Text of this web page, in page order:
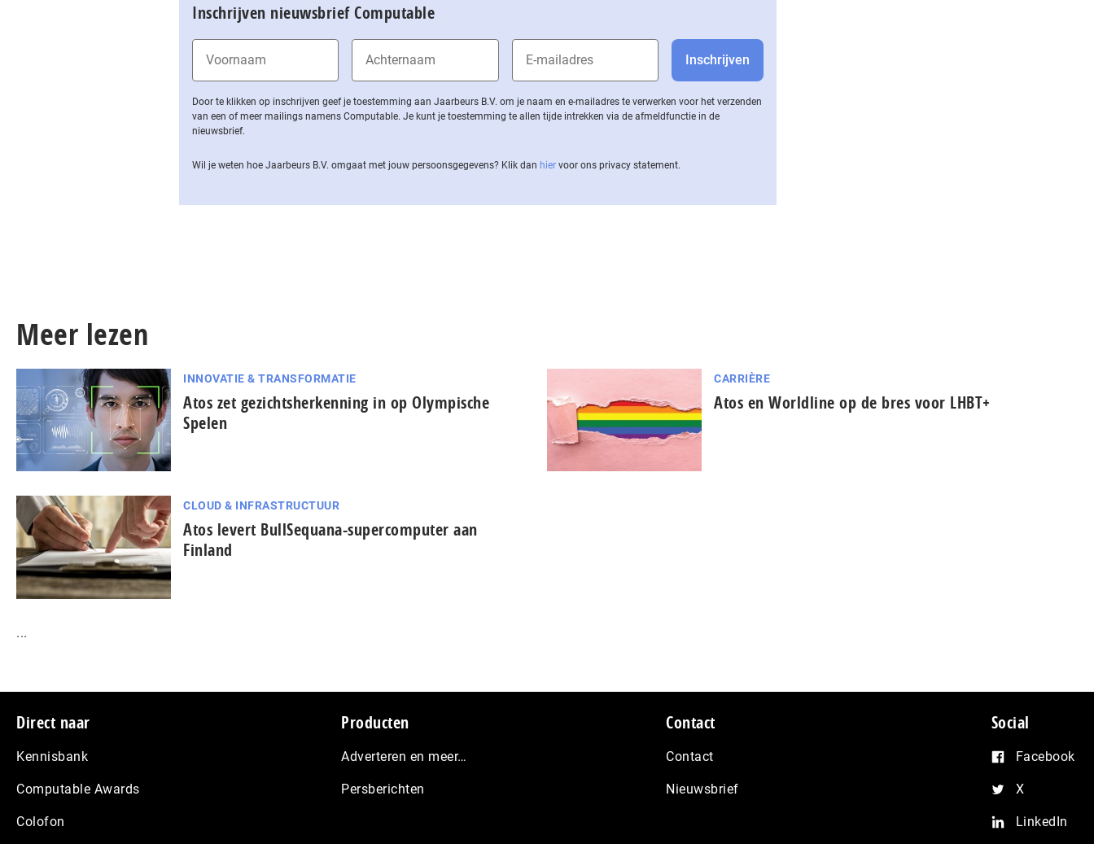
Inschrijven nieuwsbrief Computable
Door te klikken op inschrijven geef je toestemming aan Jaarbeurs B.V. om je naam en e-mailadres te verwerken voor het verzenden
van een of meer mailings namens Computable. Je kunt je toestemming te allen tijde intrekken via de af­meld­func­tie in de
nieuwsbrief.
Wil je weten hoe Jaarbeurs B.V. omgaat met jouw per­soons­ge­ge­vens? Klik dan hier voor ons privacy statement.
Meer lezen
INNOVATIE & TRANSFORMATIE
Atos zet gezichtsherkenning in op Olympische
Spelen
CARRIÈRE
Atos en Worldline op de bres voor LHBT+
CLOUD & INFRASTRUCTUUR
Atos levert BullSequana-supercomputer aan
Finland
...
Footer
Direct naar
Kennisbank
Computable Awards
Colofon
Producten
Adverteren en meer…
Persberichten
Contact
Contact
Nieuwsbrief
Social
Facebook
X
LinkedIn